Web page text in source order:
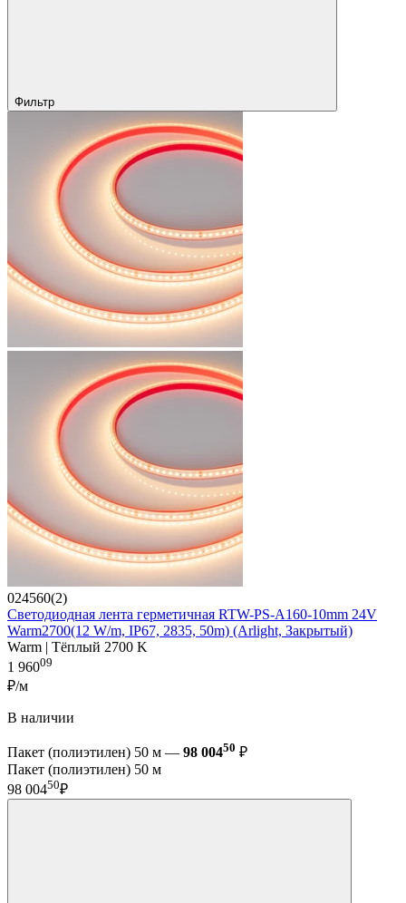
Фильтр
024560(2)
Светодиодная лента герметичная RTW-PS-A160-10mm 24V
Warm2700(12 W/m, IP67, 2835, 50m) (Arlight, Закрытый)
Warm | Тёплый 2700 K
1 96009
₽/м
В наличии
Пакет (полиэтилен) 50 м — 98 00450 ₽
Пакет (полиэтилен) 50 м
98 00450₽